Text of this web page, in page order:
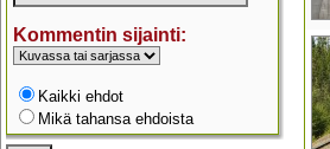
Kommentin sijainti:
Kaikki ehdot
Mikä tahansa ehdoista